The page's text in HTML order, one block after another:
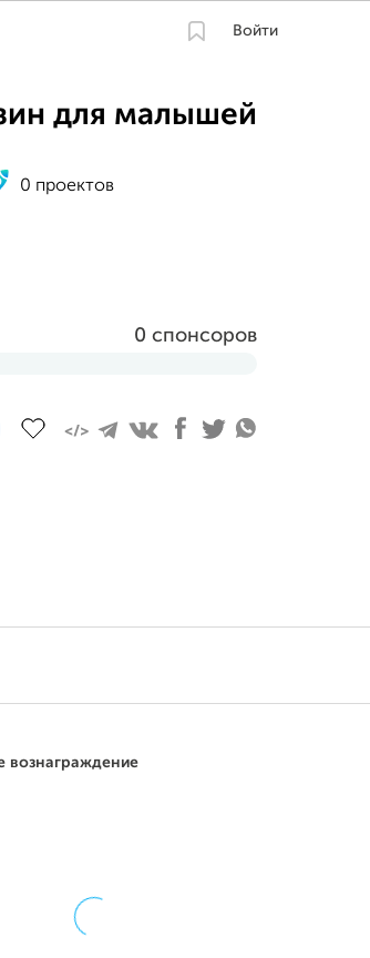
Войти
для малышей
0 проектов
0 спонсоров
MSK
вознаграждение